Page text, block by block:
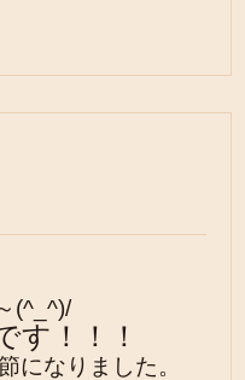
(^_^)/
す！！！
になりました。